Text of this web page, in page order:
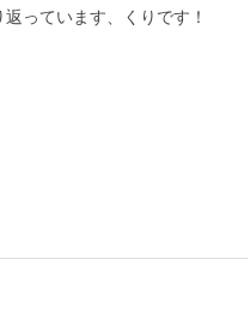
っています、くりです！